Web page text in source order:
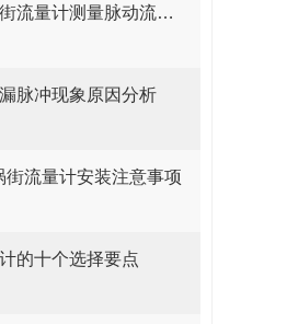
如何用横河涡街流量计测量脉动流流量呢？
脉冲现象原因分析
街流量计安装注意事项
的十个选择要点